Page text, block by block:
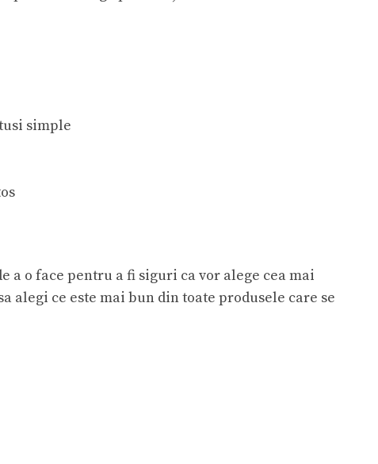
simple
a o face pentru a fi siguri ca vor alege cea mai
ce este mai bun din toate produsele care se